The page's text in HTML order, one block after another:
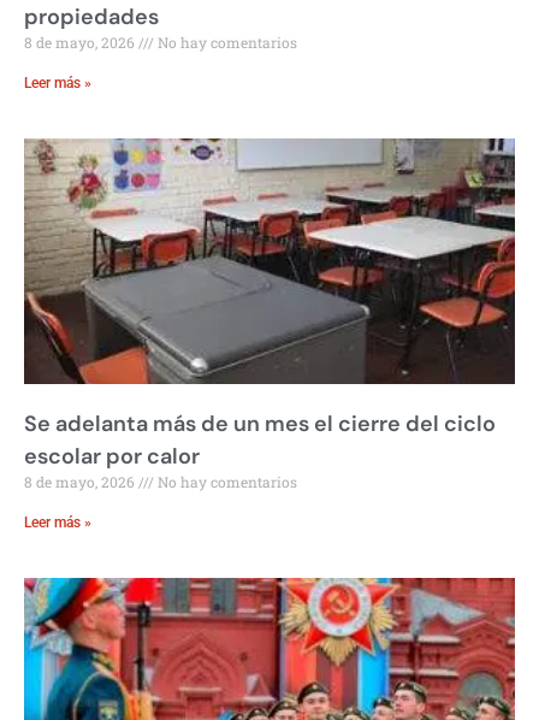
propiedades
8 de mayo, 2026 No hay comentarios
Leer más »
Se adelanta más de un mes el cierre del ciclo
escolar por calor
8 de mayo, 2026 No hay comentarios
Leer más »